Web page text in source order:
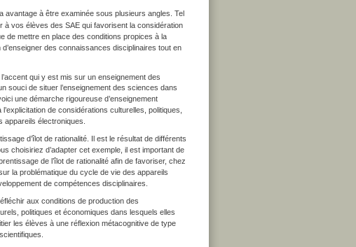
avantage à être examinée sous plusieurs angles. Tel
vos élèves des SAE qui favorisent la considération
de mettre en place des conditions propices à la
d’enseigner des connaissances disciplinaires tout en
qui y est mis sur un enseignement des
souci de situer l’enseignement des sciences dans
une démarche rigoureuse d’enseignement
de considérations culturelles, politiques,
électroniques.
d’îlot de rationalité. Il est le résultat de différents
choisiriez d’adapter cet exemple, il est important de
de l’îlot de rationalité afin de favoriser, chez
la problématique du cycle de vie des appareils
de compétences disciplinaires.
aux conditions de production des
politiques et économiques dans lesquels elles
les élèves à une réflexion métacognitive de type